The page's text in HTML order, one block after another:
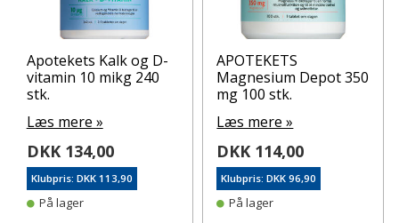
Apotekets Kalk og D-
vitamin 10 mikg 240
stk.
Læs mere »
DKK 134,00
Klubpris: DKK 113,90
På lager
APOTEKETS
Magnesium Depot 350
mg 100 stk.
Læs mere »
DKK 114,00
Klubpris: DKK 96,90
På lager